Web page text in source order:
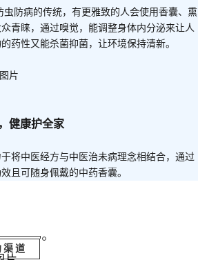
防病的传统，有更雅致的人会使用香囊、熏
青睐，通过嗅觉，能调整身体内分泌来让人
药性又能杀菌抑菌，让环境保持清新。
健康护全家
将中医经方与中医治未病理念相结合，通过
且可随身佩戴的中药香囊。
渠道